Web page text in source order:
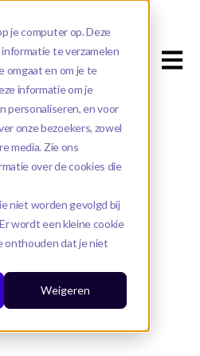
je computer op. Deze
te verzamelen
omgaat en om je te
informatie om je
personaliseren, en voor
onze bezoekers, zowel
media. Zie ons
over de cookies die
niet worden gevolgd bij
wordt een kleine cookie
onthouden dat je niet
Weigeren
Open
we je